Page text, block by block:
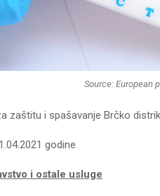
Source: European
zaštitu i spašavanje Brčko
godine
i ostale usluge